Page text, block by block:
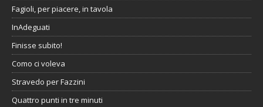
Fagioli, per piacere, in tavola
InAdeguati
Finisse subito!
Como ci voleva
Stravedo per Fazzini
Quattro punti in tre minuti